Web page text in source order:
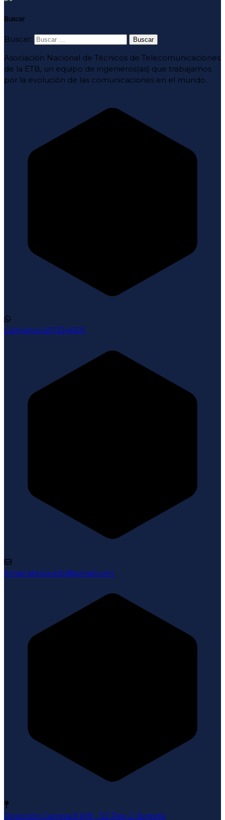
Buscar
Buscar:
Asociación Nacional de Técnicos de Telecomunicaciones
de la ETB, un equipo de ingenieros(as) que trabajamos
por la evolución de las comunicaciones en el mundo.
Llámanos 6013340611
Email atelca.etb@gmail.com
Dirección Carrera 8 #19 - 52 Piso 2. Bogotá